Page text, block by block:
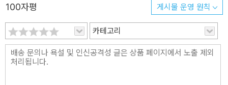
100자평 게시물 운영 원칙
카테고리